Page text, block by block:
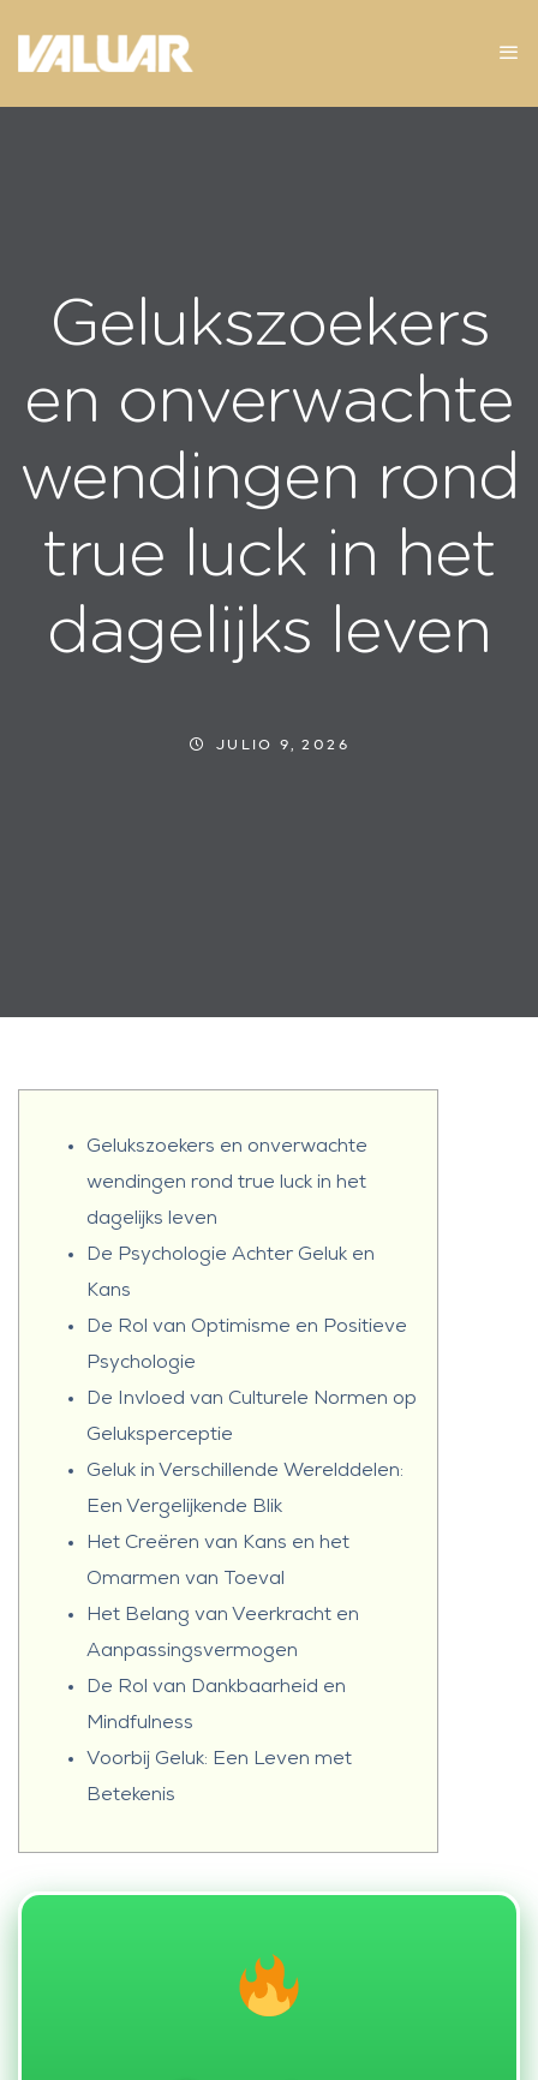
Gelukszoekers
en onverwachte
wendingen rond
true luck in het
dagelijks leven
JULIO 9, 2026
Gelukszoekers en onverwachte
wendingen rond true luck in het
dagelijks leven
De Psychologie Achter Geluk en
Kans
De Rol van Optimisme en Positieve
Psychologie
De Invloed van Culturele Normen op
Geluksperceptie
Geluk in Verschillende Werelddelen:
Een Vergelijkende Blik
Het Creëren van Kans en het
Omarmen van Toeval
Het Belang van Veerkracht en
Aanpassingsvermogen
De Rol van Dankbaarheid en
Mindfulness
Voorbij Geluk: Een Leven met
Betekenis